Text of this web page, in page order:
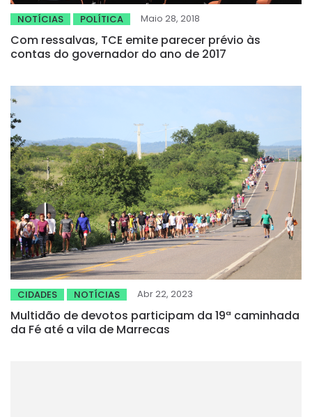
NOTÍCIAS POLÍTICA Maio 28, 2018
Com ressalvas, TCE emite parecer prévio às
contas do governador do ano de 2017
CIDADES NOTÍCIAS Abr 22, 2023
Multidão de devotos participam da 19ª caminhada
da Fé até a vila de Marrecas